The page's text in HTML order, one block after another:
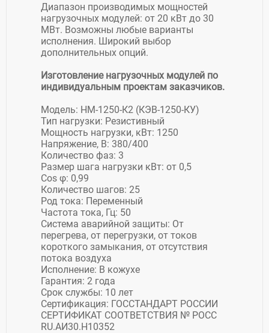
Диапазон производимых мощностей
нагрузочных модулей: от 20 кВт до 30
МВт. Возможны любые варианты
исполнения. Широкий выбор
дополнительных опций.
Изготовление нагрузочных модулей по
индивидуальным проектам заказчиков.
Модель: НМ-1250-К2 (КЭВ-1250-КУ)
Тип нагрузки: Резистивный
Мощность нагрузки, кВт: 1250
Напряжение, В: 380/400
Количество фаз: 3
Размер шага нагрузки кВт: от 0,5
Сos φ: 0,99
Количество шагов: 25
Род тока: Переменный
Частота тока, Гц: 50
Система аварийной защиты: От
перегрева, от перегрузки, от токов
короткого замыкания, от отсутствия
потока воздуха
Исполнение: В кожухе
Гарантия: 2 года
Срок службы: 10 лет
Сертификация: ГОССТАНДАРТ РОССИИ
СЕРТИФИКАТ СООТВЕТСТВИЯ № РОСС
RU.АИ30.Н10352